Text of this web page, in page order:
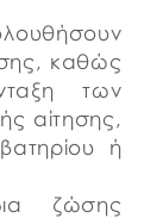
καθώς
των
αίτησης,
ή
ζώσης